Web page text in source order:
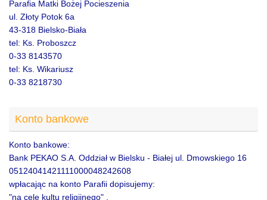
Parafia Matki Bożej Pocieszenia
ul. Złoty Potok 6a
43-318 Bielsko-Biała
tel: Ks. Proboszcz
0-33 8143570
tel: Ks. Wikariusz
0-33 8218730
Konto bankowe
Konto bankowe:
Bank PEKAO S.A. Oddział w Bielsku - Białej ul. Dmowskiego 16
05124041421111000048242608
wpłacając na konto Parafii dopisujemy:
"na cele kultu religijnego" .